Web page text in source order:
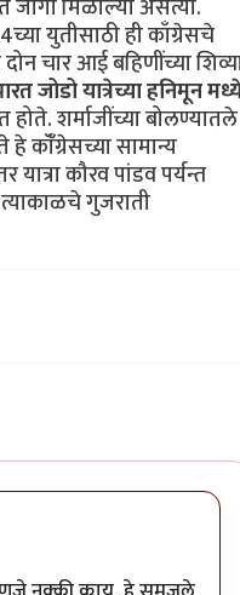
मिळाल्या असत्या.
युतीसाठी ही काँग्रेसचे
चार आई बहिणींच्या
जोडो यात्रेच्या हनिमून
होते. शर्माजींच्या बोलण्यातले
हे कॉँग्रेसच्या सामान्य
कौरव पांडव पर्यन्त
गुजराती